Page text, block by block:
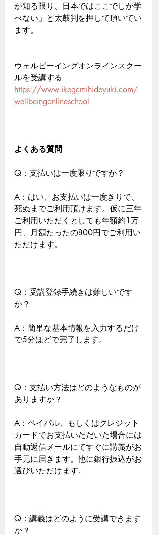
が知る限り、日本ではここでしか学
べない」と太鼓判を押して頂いてい
ます。
ウェルビーイングオンラインスクー
ルを受講する
https://www.ikegamihideyuki.com/
wellbeingonlineschool
よくある質問
Q：支払いは一度限りですか？
A：はい、お支払いは一度きりで、
死ぬまでご利用頂けます。仮に三年
ご利用いただくとしても年額約1万
円、月額たったの800円でご利用い
ただけます。
Q：受講登録手続きは難しいです
か？
A：簡単な基本情報を入力するだけ
で5分ほどで完了します。
Q：支払い方法はどのようなものが
ありますか？
A：ペイパル、もしくはクレジット
カードでお支払いただいた場合には
自動返信メールにてすぐに講義がお
手元に届きます。他に銀行振込がお
選びいただけます。
Q：講義はどのように受講できます
か？